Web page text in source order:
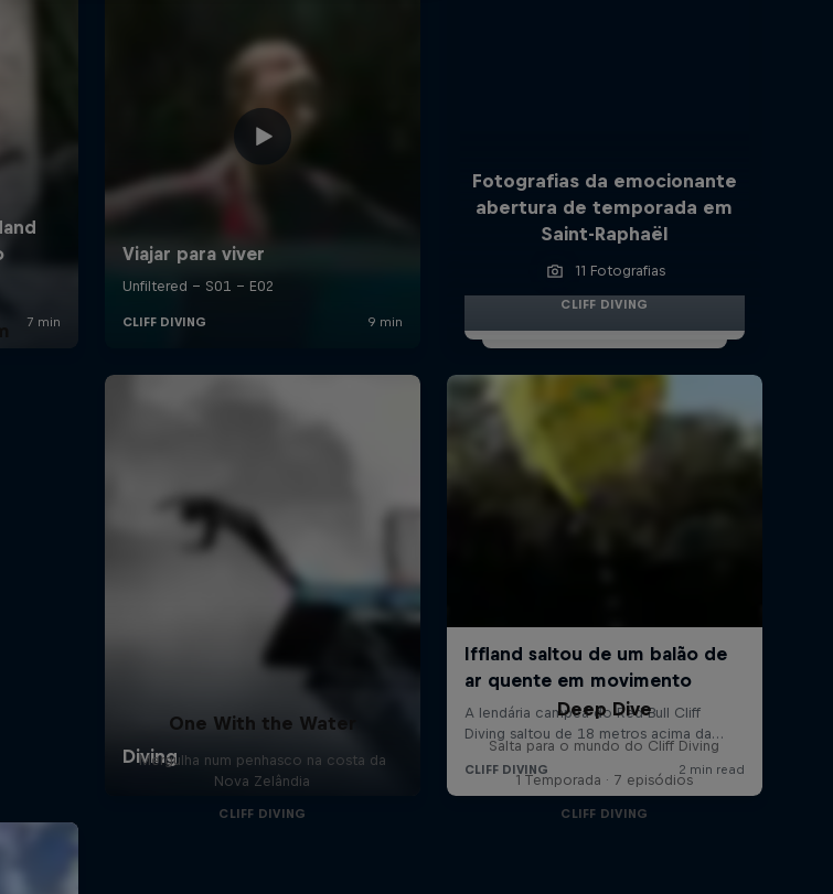
Fotografias da emocionante
abertura de temporada em
Saint-Raphaël
11 Fotografias
CLIFF DIVING
One With the Water
Mergulha num penhasco na costa da
Nova Zelândia
CLIFF DIVING
Deep Dive
Salta para o mundo do Cliff Diving
1 Temporada · 7 episódios
CLIFF DIVING